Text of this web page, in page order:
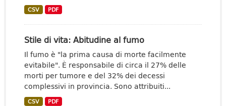
CSV PDF
Stile di vita: Abitudine al fumo
Il fumo è "la prima causa di morte facilmente
evitabile". È responsabile di circa il 27% delle
morti per tumore e del 32% dei decessi
complessivi in provincia. Sono attribuiti...
CSV PDF